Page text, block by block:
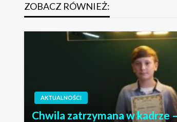
ZOBACZ RÓWNIEŻ:
AKTUALNOŚCI
Chwila zatrzymana w kadrze